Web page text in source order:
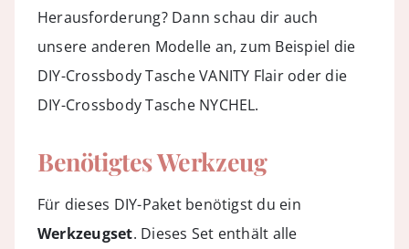
Herausforderung? Dann schau dir auch
unsere anderen Modelle an, zum Beispiel die
DIY-Crossbody Tasche VANITY Flairoder die
DIY-Crossbody Tasche NYCHEL.
Benötigtes Werkzeug
Für dieses DIY-Paket benötigst du ein
Werkzeugset. Dieses Set enthält alle